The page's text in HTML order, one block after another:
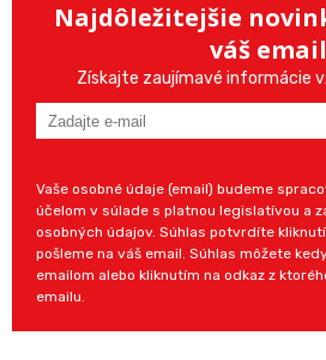
Najdôležitejšie
váš email
Získajte zaujímavé informácie
Vaše osobné údaje (email) budeme
účelom v súlade s platnou legislatívou a
osobných údajov. Súhlas potvrdíte
pošleme na váš email. Súhlas môžete
emailom alebo kliknutím na odkaz z
emailu.